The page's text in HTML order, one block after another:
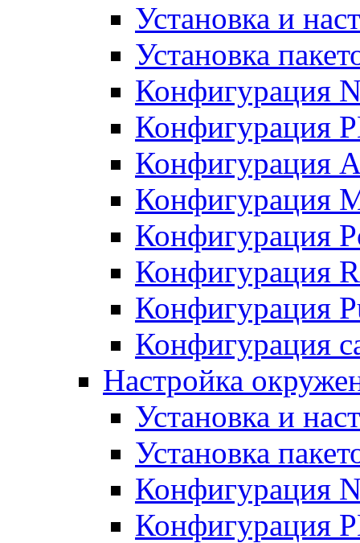
Установка и
Установка
Конфигурация
Конфигурация
Конфигурация
Конфигурация
Конфигурация
Конфигурация
Конфигурация
Конфигурация
Настройка
Установка и
Установка
Конфигурация
Конфигурация